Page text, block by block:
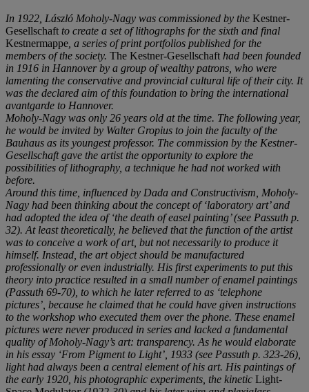
In 1922, László Moholy-Nagy was commissioned by the Kestner-
Gesellschaft to create a set of lithographs for the sixth and final
Kestnermappe , a series of print portfolios published for the
members of the society. The Kestner-Gesellschaft had been founded
in 1916 in Hannover by a group of wealthy patrons, who were
lamenting the conservative and provincial cultural life of their city. It
was the declared aim of this foundation to bring the international
avantgarde to Hannover.
Moholy-Nagy was only 26 years old at the time. The following year,
he would be invited by Walter Gropius to join the faculty of the
Bauhaus as its youngest professor. The commission by the Kestner-
Gesellschaft gave the artist the opportunity to explore the
possibilities of lithography, a technique he had not worked with
before.
Around this time, influenced by Dada and Constructivism, Moholy-
Nagy had been thinking about the concept of ‘laboratory art’ and
had adopted the idea of ‘the death of easel painting’ (see Passuth p.
32). At least theoretically, he believed that the function of the artist
was to conceive a work of art, but not necessarily to produce it
himself. Instead, the art object should be manufactured
professionally or even industrially. His first experiments to put this
theory into practice resulted in a small number of enamel paintings
(Passuth 69-70), to which he later referred to as ‘telephone
pictures’, because he claimed that he could have given instructions
to the workshop who executed them over the phone. These enamel
pictures were never produced in series and lacked a fundamental
quality of Moholy-Nagy’s art: transparency. As he would elaborate
in his essay ‘From Pigment to Light’, 1933 (see Passuth p. 323-26),
light had always been a central element of his art. His paintings of
the early 1920, his photographic experiments, the kinetic Light-